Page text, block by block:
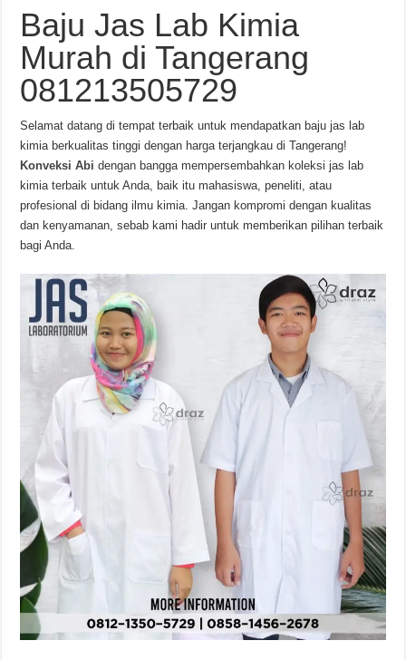
Baju Jas Lab Kimia
Murah di Tangerang
081213505729
Selamat datang di tempat terbaik untuk mendapatkan baju jas lab
kimia berkualitas tinggi dengan harga terjangkau di Tangerang!
Konveksi Abi dengan bangga mempersembahkan koleksi jas lab
kimia terbaik untuk Anda, baik itu mahasiswa, peneliti, atau
profesional di bidang ilmu kimia. Jangan kompromi dengan kualitas
dan kenyamanan, sebab kami hadir untuk memberikan pilihan terbaik
bagi Anda.